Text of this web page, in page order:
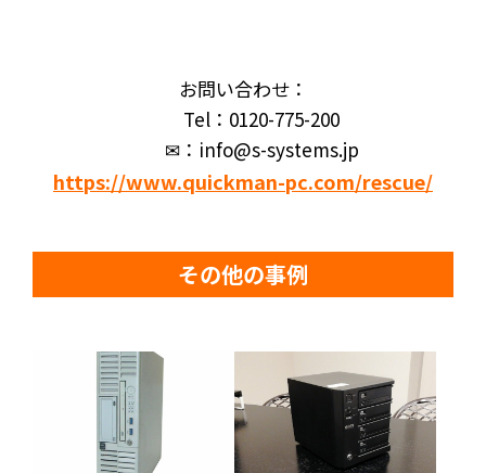
お問い合わせ：
Tel：0120-775-200
✉：info@s-systems.jp
https://www.quickman-pc.com/rescue/
その他の事例